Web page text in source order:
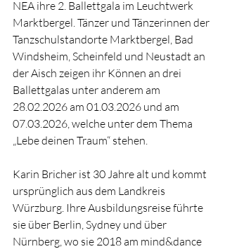
NEA ihre 2. Ballettgala im Leuchtwerk
Marktbergel. Tänzer und Tänzerinnen der
Tanzschulstandorte Marktbergel, Bad
Windsheim, Scheinfeld und Neustadt an
der Aisch zeigen ihr Können an drei
Ballettgalas unter anderem am
28.02.2026 am 01.03.2026 und am
07.03.2026, welche unter dem Thema
„Lebe deinen Traum“ stehen.
Karin Bricher ist 30 Jahre alt und kommt
ursprünglich aus dem Landkreis
Würzburg. Ihre Ausbildungsreise führte
sie über Berlin, Sydney und über
Nürnberg, wo sie 2018 am mind&dance